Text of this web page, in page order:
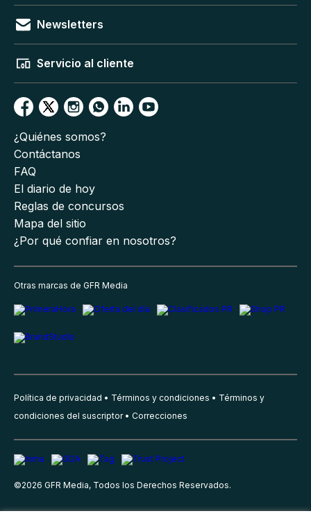
Newsletters
Servicio al cliente
¿Quiénes somos?
Contáctanos
FAQ
El diario de hoy
Reglas de concursos
Mapa del sitio
¿Por qué confiar en nosotros?
Otras marcas de GFR Media
Política de privacidad Términos y condiciones
Términos y
condiciones del suscriptor
Correcciones
©2026 GFR Media, Todos los Derechos Reservados.